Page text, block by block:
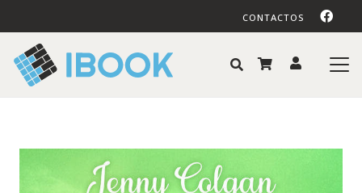
CONTACTOS